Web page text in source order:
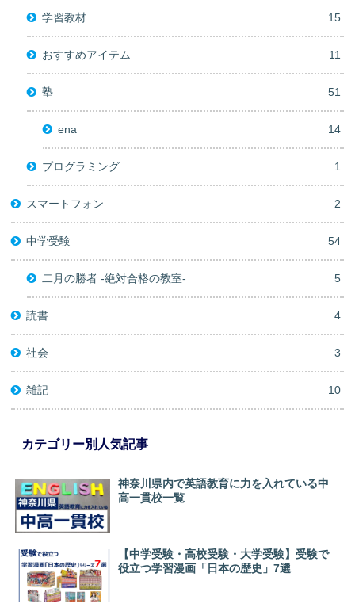
学習教材 15
おすすめアイテム 11
塾 51
ena 14
プログラミング 1
スマートフォン 2
中学受験 54
二月の勝者 -絶対合格の教室- 5
読書 4
社会 3
雑記 10
カテゴリー別人気記事
神奈川県内で英語教育に力を入れている中
高一貫校一覧
【中学受験・高校受験・大学受験】受験で
役立つ学習漫画「日本の歴史」7選